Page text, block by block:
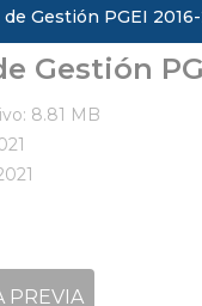
Gestión PGEI
Gestión
8.81 MB
PREVIA